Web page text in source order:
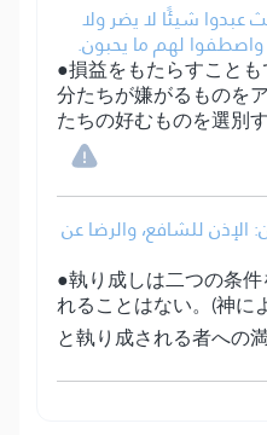
شيئًا لا يضر ولا
واصطفوا لهم ما يحبون.
●損益をもたらすこと
分たちが嫌がるものを
たちの好むものを選別
الإذن للشافع، والرضا عن
●執り成しは二つの条
れることはない。(神に
と執り成される者への